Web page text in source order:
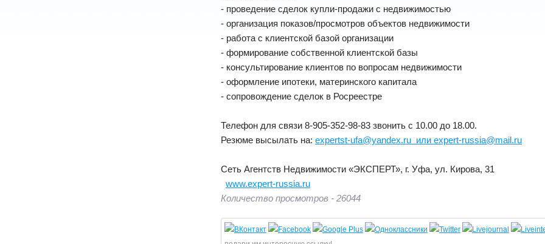
- проведение сделок купли-продажи с недвижимостью
- организация показов/просмотров объектов недвижимости
- работа с клиентской базой организации
- формирование собственной клиентской базы
- консультирование клиентов по вопросам недвижимости
- оформление ипотеки, материнского капитала
- сопровождение сделок в Росреестре
Телефон для связи 8-905-352-98-83 звонить с 10.00 до 18.00.
Резюме высылать на: expertst-ufa@yandex.ru или expert-russia@mail.ru
Сеть Агентств Недвижимости «ЭКСПЕРТ», г. Уфа, ул. Кирова, 31
www.expert-russia.ru
Количество просмотров - 26044